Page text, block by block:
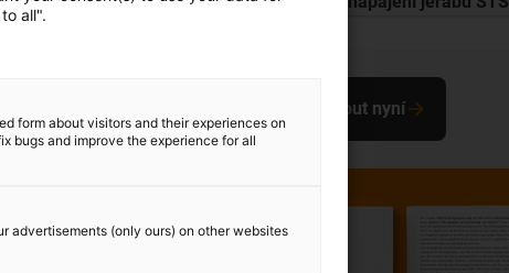
Stáhnout nyní
all".
form about visitors and their experiences on
bugs and improve the experience for all
advertisements (only ours) on other websites